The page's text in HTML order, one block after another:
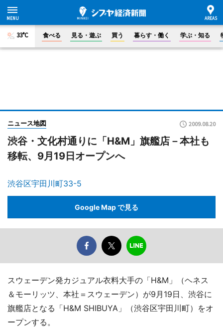
33°C 食べる 見る・遊ぶ 買う 暮らす・働く 学ぶ・知る
ニュース地図 2009.08.20
渋谷・文化村通りに「H&M」旗艦店－本社も
移転、9月19日オープンへ
渋谷区宇田川町33-5
Google Map で見る
スウェーデン発カジュアル衣料大手の「H&M」（ヘネス
＆モーリッツ、本社＝スウェーデン）が9月19日、渋谷に
旗艦店となる「H&M SHIBUYA」（渋谷区宇田川町）をオ
ープンする。